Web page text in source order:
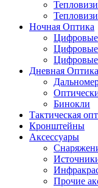
Ночная Оптика
Цифровые
Дневная Оптика
Бинокли
Тактическая
Кронштейны
Аксессуары
Прочие